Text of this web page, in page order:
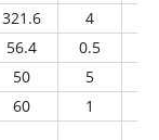
321.6 4
56.4 0.5
50 5
60 1